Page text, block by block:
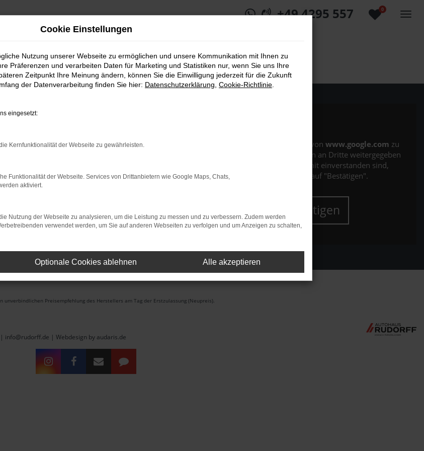
0
+49 4295 557
Telefon
MO-DO: 07:30 bis 18:00 Uhr
Es wird versucht, Inhalte von www.google.com zu
laden. Dabei können Daten an Dritte weitergegeben
werden. Wenn Sie damit einverstanden sind,
klicken Sie bitte auf "Bestätigen".
Bestätigen
Preisempfehlung des Herstellers am Tag der Erstzulassung (Neupreis).
info@rudorff.de | Webdesign by audaris.de
Cookie Einstellungen
Nutzung unserer Webseite zu ermöglichen und unsere Kommunikation mit Ihnen zu
Präferenzen und verarbeiten Daten für Marketing und Statistiken nur, wenn Sie uns Ihre
Zeitpunkt Ihre Meinung ändern, können Sie die Einwilligung jederzeit für die Zukunft
der Datenverarbeitung finden Sie hier: Datenschutzerklärung Cookie-Richtlinie
eingesetzt:
Kernfunktionalität der Webseite zu gewährleisten.
Funktionalität der Webseite. Services von Drittanbietern wie Google Maps, Chats,
aktiviert.
Nutzung der Webseite zu analysieren, um die Leistung zu messen und zu verbessern. Zudem werden
verwendet werden, um Sie auf anderen Webseiten zu verfolgen und um Anzeigen zu schalten,
Optionale Cookies ablehnen Alle akzeptieren